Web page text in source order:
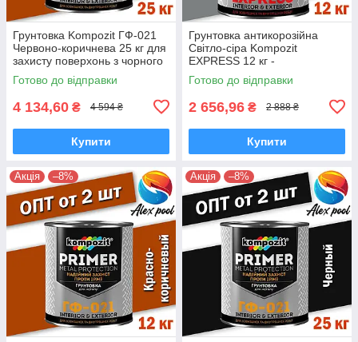
Грунтовка Kompozit ГФ-021
Червоно-коричнева 25 кг для
захисту поверхонь з чорного
металу
Готово до відправки
4 134,60 ₴ 4 594 ₴
Купити
Грунтовка антикорозійна
Світло-сіра Kompozit
EXPRESS 12 кг -
Швидковисихаюча уретан-
алкідна
Готово до відправки
2 656,96 ₴ 2 888 ₴
Купити
Акція –8% Акція –8%